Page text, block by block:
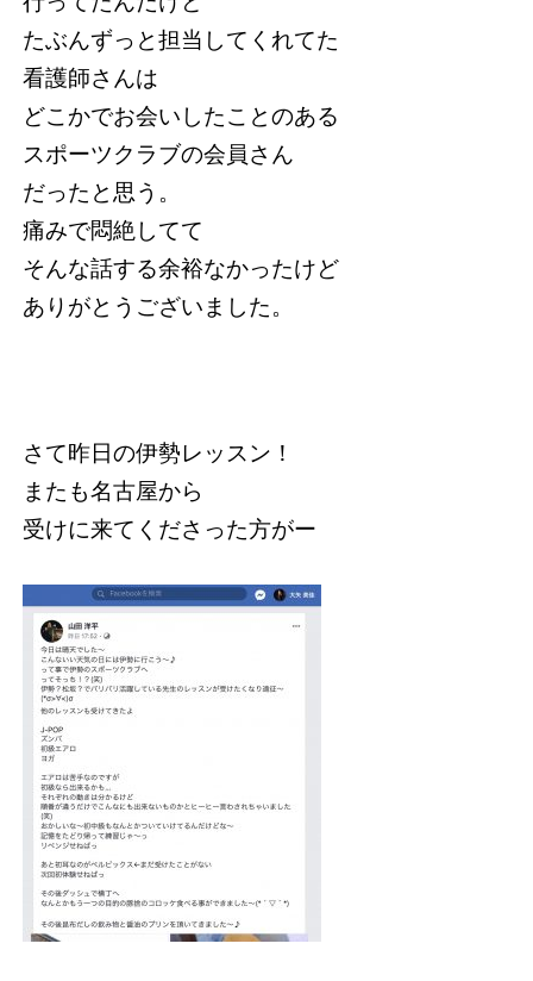
たぶんずっと担当してくれてた
看護師さんは
どこかでお会いしたことのある
スポーツクラブの会員さん
だったと思う。
痛みで悶絶してて
そんな話する余裕なかったけど
ありがとうございました。
さて昨日の伊勢レッスン！
またも名古屋から
受けに来てくださった方がー